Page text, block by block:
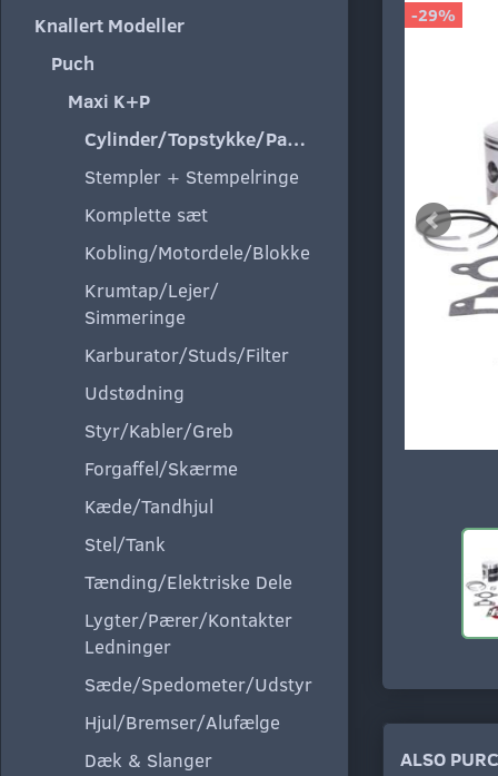
Knallert Modeller
Puch
Maxi K+P
Cylinder/Topstykke/Pakning
Stempler + Stempelringe
Komplette sæt
Kobling/Motordele/Blokke
Krumtap/Lejer/
Simmeringe
Karburator/Studs/Filter
Udstødning
Styr/Kabler/Greb
Forgaffel/Skærme
Kæde/Tandhjul
Stel/Tank
Tænding/Elektriske Dele
Lygter/Pærer/Kontakter
Ledninger
Sæde/Spedometer/Udstyr
Hjul/Bremser/Alufælge
Dæk & Slanger
-29%
ALSO